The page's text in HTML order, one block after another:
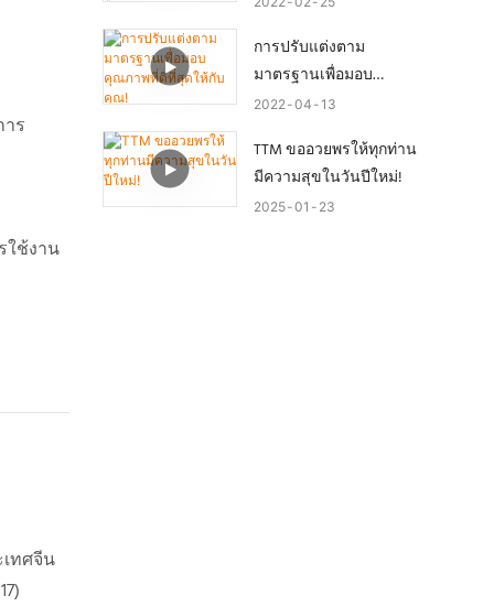
ร
ใช้งาน
ทศจีน
การปรับแต่งตาม
มาตรฐานเพื่อมอบ
คุณภาพที่ดีที่สุดให้กับ
2022 04 13
TTM ขออวยพรให้ทุกท่าน
มีความสุขในวันปีใหม่!
2025 01 23